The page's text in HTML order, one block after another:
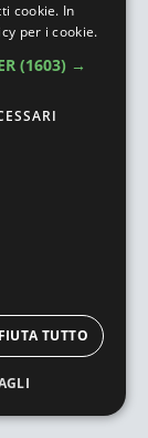
cookie. In
per i cookie.
(1603) →
TUTTO